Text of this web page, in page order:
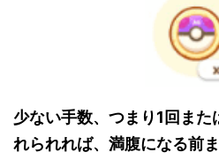
少ない手数、つまり1回ま
れられれば、満腹になる前